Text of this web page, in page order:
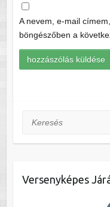
A nevem, e-mail
böngészőben a
Keresés
Versenyképes